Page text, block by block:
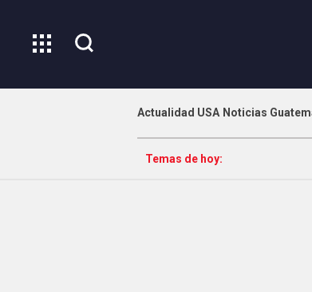
Actualidad USA Noticias
Temas de hoy: